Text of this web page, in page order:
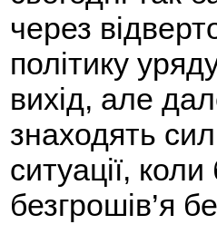
через
політику
вихід, але
знаходять
ситуації,
безгрошів’я